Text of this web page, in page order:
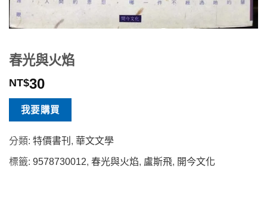
春光與火焰
NT$30
我要購買
分類: 特價書刊 , 華文文學
標籤: 9578730012, 春光與火焰, 盧斯飛, 開今文化